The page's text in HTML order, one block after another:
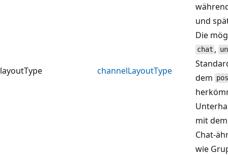
layoutType channelLayoutType
und
Die
chat ,
dem
mit
Chat-
wie